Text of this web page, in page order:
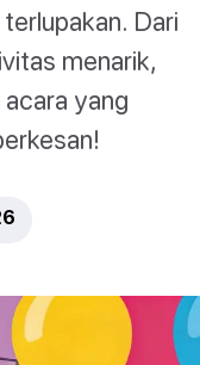
Dari
menarik,
yang